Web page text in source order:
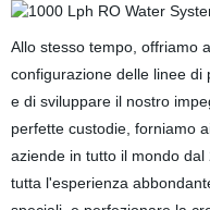
Allo stesso tempo, offriamo
configurazione delle linee di
e di sviluppare il nostro
perfette custodie, forniamo
aziende in tutto il mondo
tutta l'esperienza